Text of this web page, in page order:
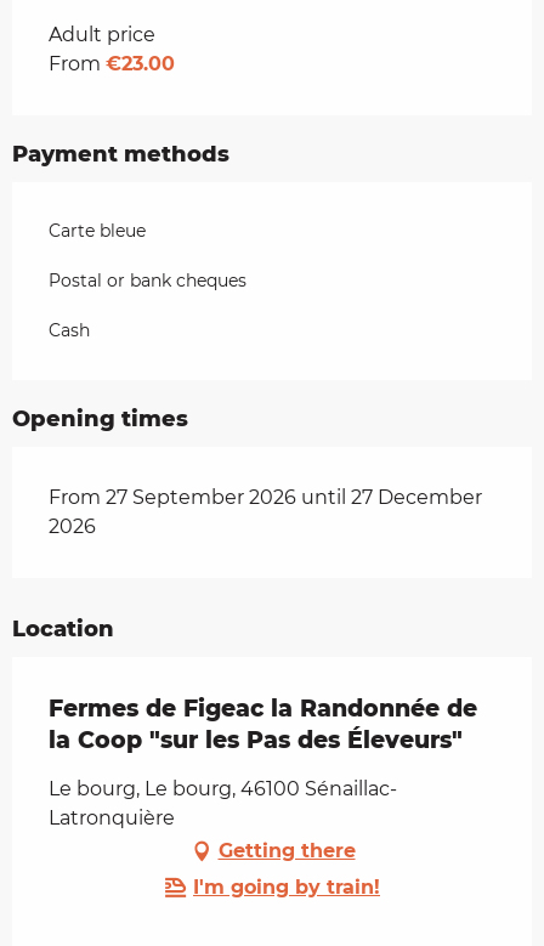
Rates 2026
Adult price
From €23.00
Payment methods
Carte bleue
Postal or bank cheques
Cash
Opening times
From 27 September 2026 until 27 December
2026
Location
Fermes de Figeac la Randonnée de
la Coop "sur les Pas des Éleveurs"
Le bourg, Le bourg, 46100 Sénaillac-
Latronquière
Getting there
I'm going by train!